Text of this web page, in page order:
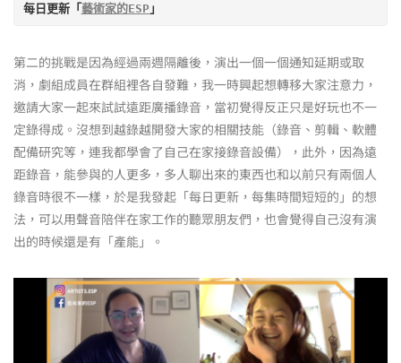
每日更新「 藝術家的ESP 」
第二的挑戰是因為經過兩週隔離後，演出一個一個通知延期或取
消，劇組成員在群組裡各自發難，我一時興起想轉移大家注意力，
邀請大家一起來試試遠距廣播錄音，當初覺得反正只是好玩也不一
定錄得成。沒想到越錄越開發大家的相關技能（錄音、剪輯、軟體
配備研究等，連我都學會了自己在家接錄音設備），此外，因為遠
距錄音，能參與的人更多，多人聊出來的東西也和以前只有兩個人
錄音時很不一樣，於是我發起「每日更新，每集時間短短的」的想
法，可以用聲音陪伴在家工作的聽眾朋友們，也會覺得自己沒有演
出的時候還是有「產能」。